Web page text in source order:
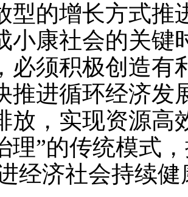
型的增长方式推
小康社会的关键
必须积极创造有
推进循环经济发
放，实现资源高
理”的传统模式
经济社会持续健